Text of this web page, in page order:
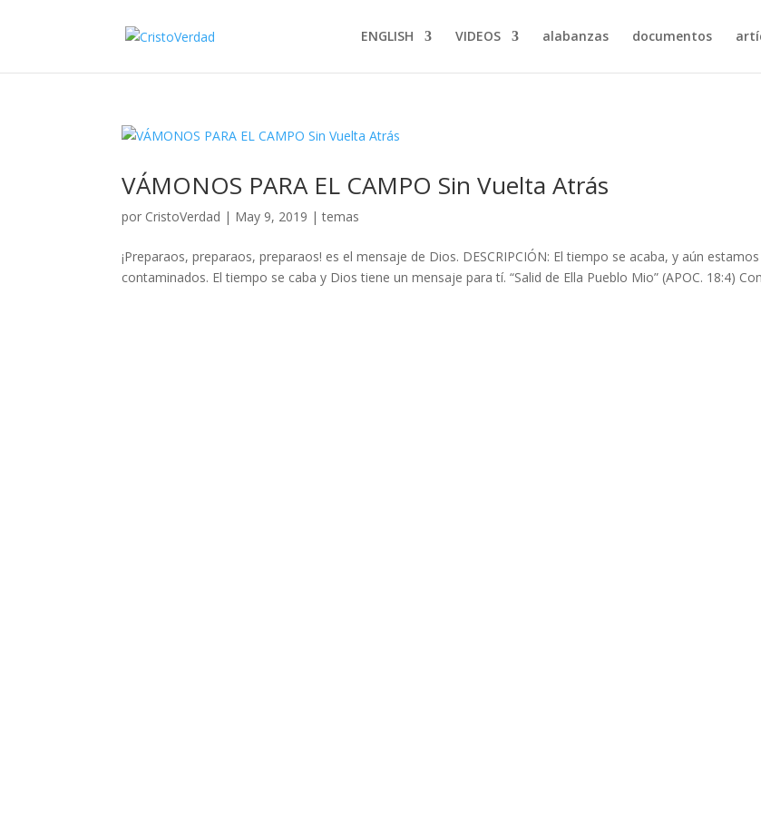
ENGLISH VIDEOS alabanzas documentos
VÁMONOS PARA EL CAMPO Sin Vuelta Atrás
por CristoVerdad | May 9, 2019 |temas
¡Preparaos, preparaos, preparaos! es el mensaje de Dios. DESCRIPCIÓN: El tiempo se acaba, y aún estamos
contaminados. El tiempo se caba y Dios tiene un mensaje para tí. “Salid de Ella Pueblo Mio” (APOC. 18:4)